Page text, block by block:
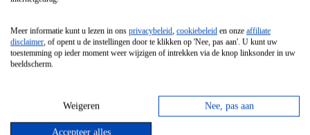
Vrijstaande Magnetron
Vrijstaande Kookplaat
Inbouw Gaskookplaat
Inbouw Keramische Kookplaat
Meer informatie kunt u lezen in ons privacybeleid, cookiebeleid en onze affiliate
disclaimer, of opent u de instellingen door te klikken op 'Nee, pas aan'. U kunt uw
toestemming op ieder moment weer wijzigen of intrekken via de knop linksonder in uw
beeldscherm.
Weigeren Nee, pas aan
Accepteer alles